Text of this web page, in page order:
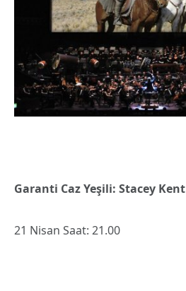
Garanti Caz Yeşili: Stacey Kent
21 Nisan Saat: 21.00